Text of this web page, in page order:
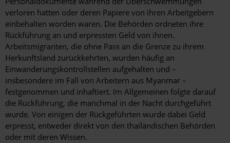
verloren hatten oder deren Papiere von ihren Arbeitgebern
einbehalten worden waren. Die Behörden ordneten ihre
Rückführung an und erpressten Geld von ihnen.
Arbeitsmigranten, die ohne Pass an die Grenze zu ihrem
Herkunftsland zurückkehrten, wurden häufig an
Einwanderungskontrollstellen aufgehalten und –
insbesondere im Fall von Arbeitern aus Myanmar –
festgenommen und inhaftiert. Im Allgemeinen folgte darauf
die Rückführung, die manchmal in der Nacht durchgeführt
wurde. Von einigen der Rückgeführten wurde dabei Geld
erpresst, entweder direkt von den thailändischen Behörden
oder mit deren Wissen.